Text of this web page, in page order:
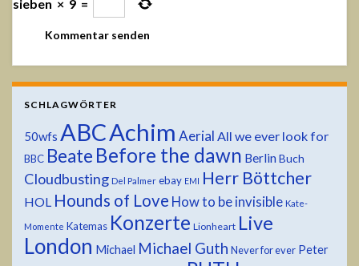
sieben × 9 =
SCHLAGWÖRTER
50wfs ABCAchim Aerial All we ever look for
BBC Beate Before the dawn Berlin Buch
Cloudbusting Del Palmer ebay EMI Herr Böttcher
HOL Hounds of Love How to be invisible Kate-
Momente Katemas Konzerte Lionheart Live
London Michael Michael Guth Never for ever Peter